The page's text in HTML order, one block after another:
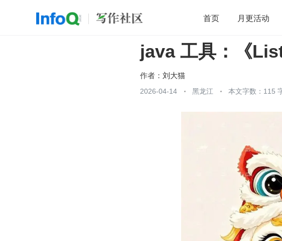
首页 月更活动
开源 OpenHarmony
团队管理
java 工具：《
作者： 刘大猫
2026-04-14 黑龙江 本文字数：115